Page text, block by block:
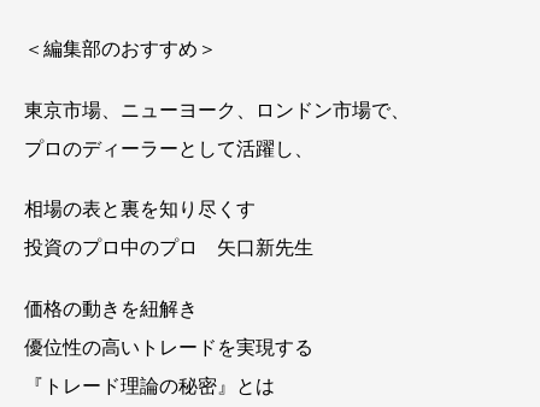
＜編集部のおすすめ＞
東京市場、ニューヨーク、ロンドン市場で、
プロのディーラーとして活躍し、
相場の表と裏を知り尽くす
投資のプロ中のプロ 矢口新先生
価格の動きを紐解き
優位性の高いトレードを実現する
『トレード理論の秘密』とは